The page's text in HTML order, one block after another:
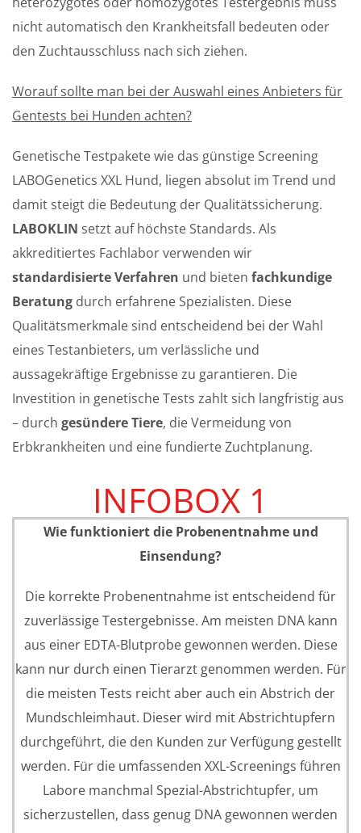
nicht automatisch den Krankheitsfall bedeuten oder
den Zuchtausschluss nach sich ziehen.
Worauf sollte man bei der Auswahl eines Anbieters für
Gentests bei Hunden achten?
Genetische Testpakete wie das günstige Screening
LABOGenetics XXL Hund, liegen absolut im Trend und
damit steigt die Bedeutung der Qualitätssicherung.
LABOKLIN setzt auf höchste Standards. Als
akkreditiertes Fachlabor verwenden wir
standardisierte Verfahren und bieten fachkundige
Beratung durch erfahrene Spezialisten. Diese
Qualitätsmerkmale sind entscheidend bei der Wahl
eines Testanbieters, um verlässliche und
aussagekräftige Ergebnisse zu garantieren. Die
Investition in genetische Tests zahlt sich langfristig aus
– durch gesündere Tiere, die Vermeidung von
Erbkrankheiten und eine fundierte Zuchtplanung.
INFOBOX 1
Wie funktioniert die Probenentnahme und
Einsendung?
Die korrekte Probenentnahme ist entscheidend für
zuverlässige Testergebnisse. Am meisten DNA kann
aus einer EDTA-Blutprobe gewonnen werden. Diese
kann nur durch einen Tierarzt genommen werden. Für
die meisten Tests reicht aber auch ein Abstrich der
Mundschleimhaut. Dieser wird mit Abstrichtupfern
durchgeführt, die den Kunden zur Verfügung gestellt
werden. Für die umfassenden XXL-Screenings führen
Labore manchmal Spezial-Abstrichtupfer, um
sicherzustellen, dass genug DNA gewonnen werden